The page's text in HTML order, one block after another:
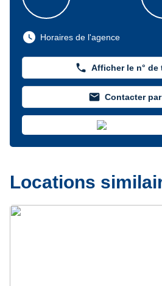
watch_later Horaires de l'agence
phone Afficher le n° de
mail Contacter
Locations
Précédent
Suivant